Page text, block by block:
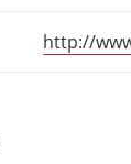
http://